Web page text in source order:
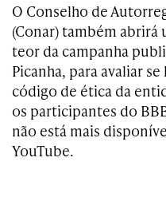
O Conselho de
(Conar) também abrirá
teor da campanha
Picanha, para avaliar
código de ética da
os participantes do
não está mais
YouTube.